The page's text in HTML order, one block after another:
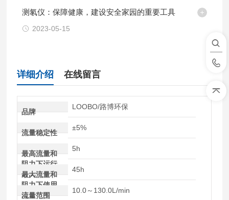
测氡仪：保障健康，建设安全家园的重要工具
2023-05-15
详细介绍 在线留言
品牌
LOOBO/路博环保
流量稳定性
±5%
最高流量和
阻力下运行
时间
5h
最大流量和
阻力下使用
寿命
45h
流量范围
10.0～130.0L/min